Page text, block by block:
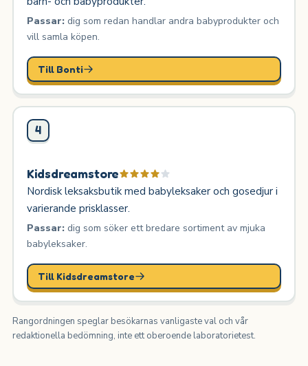
Passar:dig som redan handlar andra babyprodukter och
vill samla köpen.
Till Bonti
4
Kidsdreamstore
Nordisk leksaksbutik med babyleksaker och gosedjur i
varierande prisklasser.
Passar:dig som söker ett bredare sortiment av mjuka
babyleksaker.
Till Kidsdreamstore
Rangordningen speglar besökarnas vanligaste val och vår
redaktionella bedömning, inte ett oberoende laboratorietest.